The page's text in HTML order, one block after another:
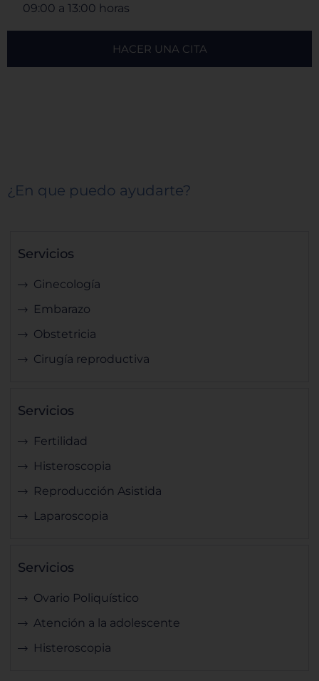
09:00 a 13:00 horas
HACER UNA CITA
¿En que puedo ayudarte?
Servicios
Ginecología
Embarazo
Obstetricia
Cirugía reproductiva
Servicios
Fertilidad
Histeroscopia
Reproducción Asistida
Laparoscopia
Servicios
Ovario Poliquístico
Atención a la adolescente
Histeroscopia